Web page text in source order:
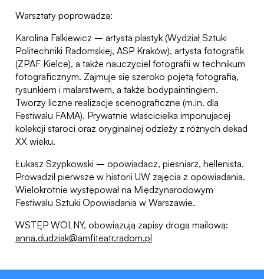
Warsztaty poprowadzą:
Karolina Falkiewicz – artysta plastyk (Wydział Sztuki
Politechniki Radomskiej, ASP Kraków), artysta fotografik
(ZPAF Kielce), a także nauczyciel fotografii w technikum
fotograficznym. Zajmuje się szeroko pojętą fotografią,
rysunkiem i malarstwem, a także bodypaintingiem.
Tworzy liczne realizacje scenograficzne (m.in. dla
Festiwalu FAMA). Prywatnie właścicielka imponującej
kolekcji staroci oraz oryginalnej odzieży z różnych dekad
XX wieku.
Łukasz Szypkowski – opowiadacz, pieśniarz, hellenista.
Prowadził pierwsze w historii UW zajęcia z opowiadania.
Wielokrotnie występował na Międzynarodowym
Festiwalu Sztuki Opowiadania w Warszawie.
WSTĘP WOLNY, obowiązują zapisy drogą mailową:
anna.dudziak@amfiteatr.radom.pl